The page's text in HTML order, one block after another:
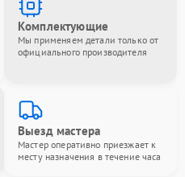
Комплектующие
Мы применяем детали только от
официального производителя
Выезд мастера
Мастер оперативно приезжает к
месту назначения в течение часа